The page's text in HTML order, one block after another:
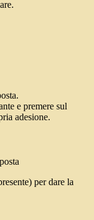
e premere sul
adesione.
per dare la